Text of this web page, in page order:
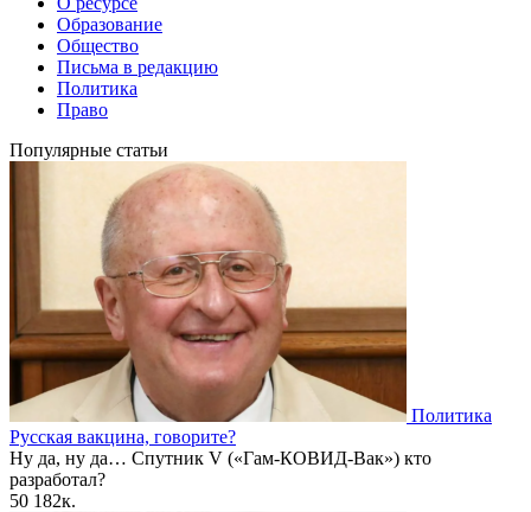
Образование
Общество
Письма в редакцию
Политика
Право
Популярные статьи
Политика
Русская вакцина, говорите?
Ну да, ну да… Спутник V («Гам-КОВИД-Вак») кто
разработал?
50 182к.